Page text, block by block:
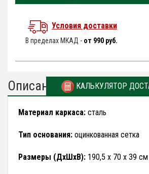
Условия доставки
В пределах МКАД - от 990 руб.
Описание КАЛЬКУЛЯТОР
Материал каркаса: сталь
Тип основания: оцинкованная сетка
Размеры (ДхШхВ): 190,5 х 70 х 39 см